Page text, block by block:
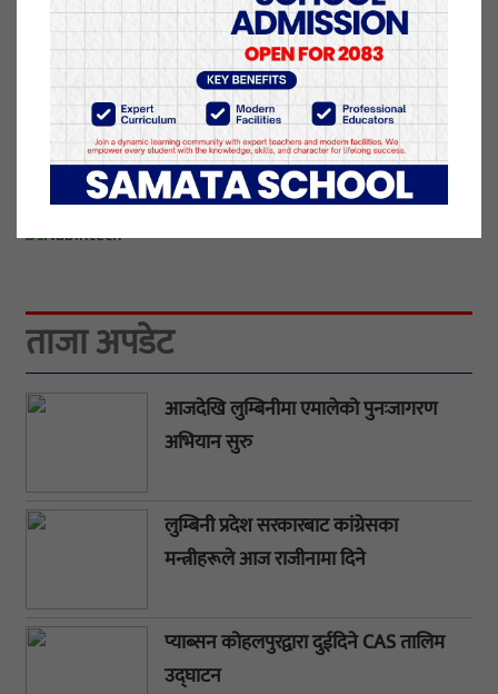
यो खबर पढेर तपाईलाई कस्तो महसुस भयो
?
प्रतिक्रिया दिनुहोस्
ताजा अपडेट
आजदेखि लुम्बिनीमा एमालेको पुनःजागरण
अभियान सुरु
लुम्बिनी प्रदेश सरकारबाट कांग्रेसका
मन्त्रीहरूले आज राजीनामा दिने
प्याब्सन कोहलपुरद्वारा दुईदिने CAS तालिम
उद्घाटन